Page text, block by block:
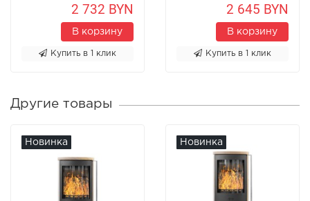
2 732 BYN
В корзину
Купить в 1 клик
2 645 BYN
В корзину
Купить в 1 клик
Другие товары
Новинка Новинка